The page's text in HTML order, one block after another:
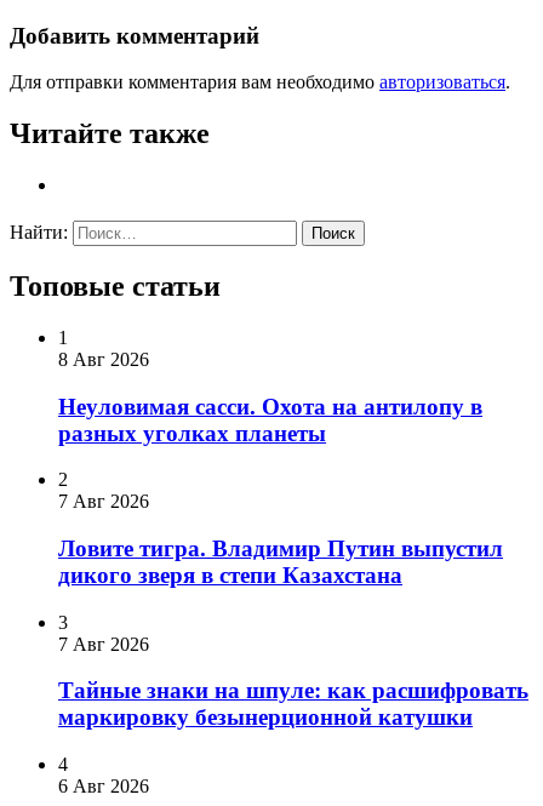
Добавить комментарий
Для отправки комментария вам необходимо авторизоваться.
Читайте также
Найти:
Топовые статьи
1
8 Авг 2026
Неуловимая сасси. Охота на антилопу в
разных уголках планеты
2
7 Авг 2026
Ловите тигра. Владимир Путин выпустил
дикого зверя в степи Казахстана
3
7 Авг 2026
Тайные знаки на шпуле: как расшифровать
маркировку безынерционной катушки
4
6 Авг 2026